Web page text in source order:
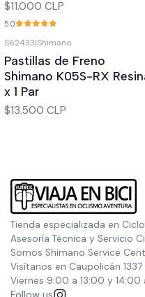
$11.000 CLP
5.0
S62433|Shimano
Pastillas de Freno
Shimano K05S-RX
x 1 Par
$13.500 CLP
Tienda especializada en
Asesoría Técnica y Servicio
Somos Shimano Service
Visítanos en Caupolicán
Viernes 9:00 a 13:00 y 14:00